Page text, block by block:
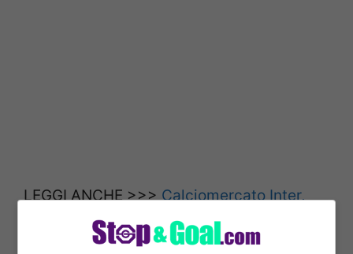
LEGGI ANCHE >>> Calciomercato Inter,
colpo in attacco a gennaio: annuncio in